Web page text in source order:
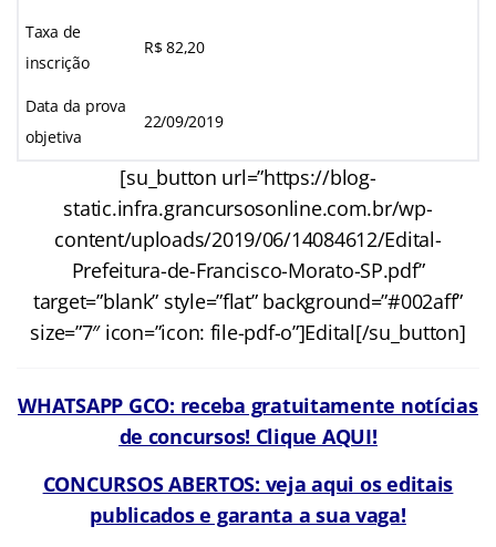
Taxa de
inscrição
R$ 82,20
Data da prova
objetiva
22/09/2019
[su_button url=”https://blog-
static.infra.grancursosonline.com.br/wp-
content/uploads/2019/06/14084612/Edital-
Prefeitura-de-Francisco-Morato-SP.pdf”
target=”blank” style=”flat” background=”#002aff”
size=”7″ icon=”icon: file-pdf-o”]Edital[/su_button]
WHATSAPP GCO: receba gratuitamente notícias
de concursos! Clique AQUI!
CONCURSOS ABERTOS: veja aqui os editais
publicados e garanta a sua vaga!